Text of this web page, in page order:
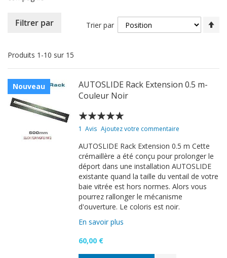
Produits 1 -10 sur 15
Trier par
Nouveau
AUTOSLIDE Rack Extension 0.5 m-
Couleur Noir
Évaluation:
100
% of100
1 Avis Ajoutez votre commentaire
AUTOSLIDE Rack Extension 0.5 m Cette
crémaillère a été conçu pour prolonger le
déport dans une installation AUTOSLIDE
existante quand la taille du ventail de votre
baie vitrée est hors normes. Alors vous
pourrez rallonger le mécanisme
d'ouverture. Le coloris est noir.
En savoir plus
60,00 €
Filtrer par